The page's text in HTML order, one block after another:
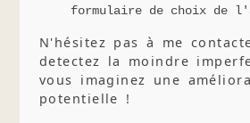
formulaire de choix de
N'hésitez pas à me
detectez la moindre
vous imaginez une
potentielle !